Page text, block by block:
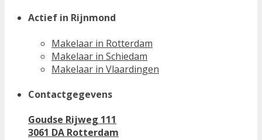
Actief in Rijnmond
Makelaar in Rotterdam
Makelaar in Schiedam
Makelaar in Vlaardingen
Contactgegevens
Goudse Rijweg 111
3061 DA Rotterdam